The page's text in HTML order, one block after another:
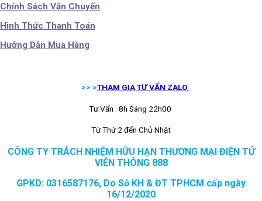
Chính Sách Vận Chuyển
Hình Thức Thanh Toán
Hướng Dẫn Mua Hàng
>> >THAM GIA TƯ VẤN ZALO
Tư Vấn : 8h Sáng 22h00
Từ Thứ 2 đến Chủ Nhật
CÔNG TY TRÁCH NHIỆM HỮU HẠN THƯƠNG MẠI ĐIỆN TỬ
VIỄN THÔNG 888
GPKD: 0316587176, Do Sở KH & ĐT TPHCM cấp ngày
16/12/2020